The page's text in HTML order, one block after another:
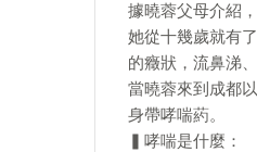
據曉蓉父母介紹
她從十幾歲就有
的癥狀，流鼻涕
當曉蓉來到成都
身帶哮喘葯。
▍哮喘是什麼：